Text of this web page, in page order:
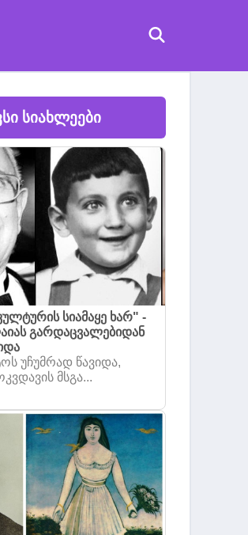
სიახლეები
სიამაყე ხარ" -
გარდაცვალებიდან
უჩუმრად წავიდა,
მსგა...